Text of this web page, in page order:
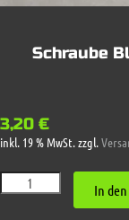
Schraube
3,20 €
inkl. 19 % MwSt.zzgl.
Schraube
Blinkerglas
In